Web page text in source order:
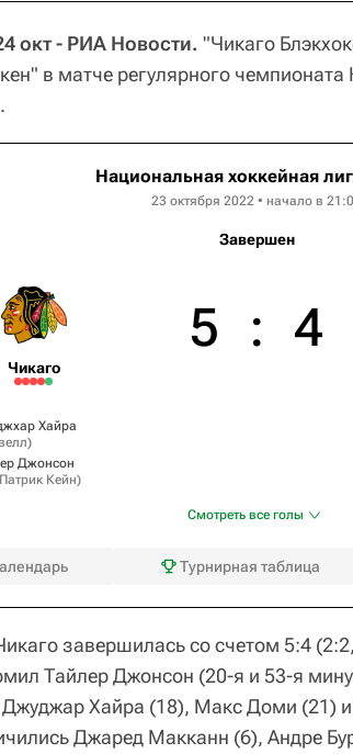
окт - РИА Новости. "Чикаго
в матче регулярного
Национальная хоккейная
23 октября 2022 • начало в
Завершен
Чикаго
5 : 4
Хайра
)
Джонсон
Патрик Кейн)
Смотреть все голы
Турнирная таблица
завершилась со счетом 5:4
Тайлер Джонсон (20-я и 53-я
Хайра (18), Макс Доми (21)
Джаред Макканн (6), Андре